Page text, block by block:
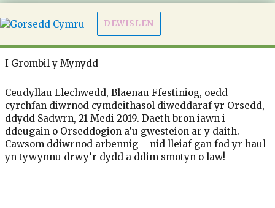
DEWISLEN
I Grombil y Mynydd
Ceudyllau Llechwedd, Blaenau Ffestiniog, oedd
cyrchfan diwrnod cymdeithasol diweddaraf yr Orsedd,
ddydd Sadwrn, 21 Medi 2019. Daeth bron iawn i
ddeugain o Orseddogion a’u gwesteion ar y daith.
Cawsom ddiwrnod arbennig – nid lleiaf gan fod yr haul
yn tywynnu drwy’r dydd a ddim smotyn o law!